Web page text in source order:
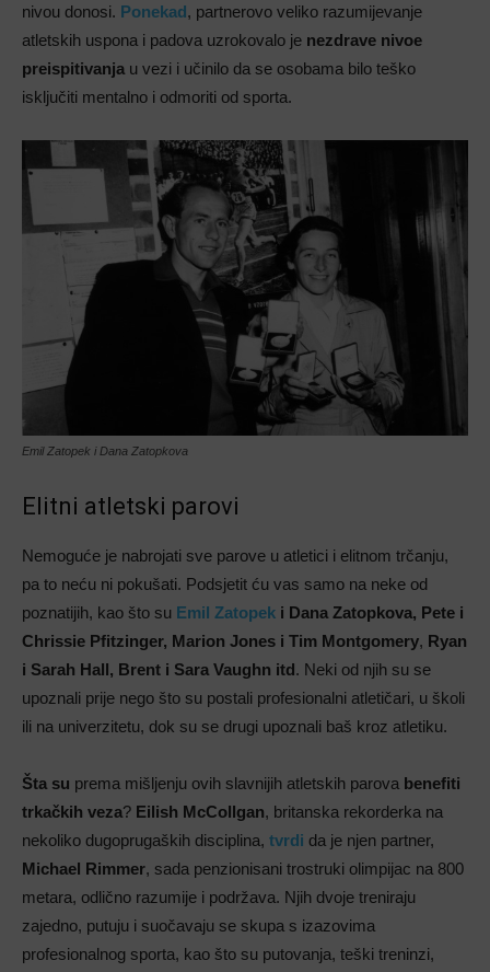
nivou donosi. Ponekad, partnerovo veliko razumijevanje
atletskih uspona i padova uzrokovalo je nezdrave nivoe
preispitivanja u vezi i učinilo da se osobama bilo teško
isključiti mentalno i odmoriti od sporta.
Emil Zatopek i Dana Zatopkova
Elitni atletski parovi
Nemoguće je nabrojati sve parove u atletici i elitnom trčanju,
pa to neću ni pokušati. Podsjetit ću vas samo na neke od
poznatijih, kao što su Emil Zatopek i Dana Zatopkova, Pete i
Chrissie Pfitzinger, Marion Jones i Tim Montgomery, Ryan
i Sarah Hall, Brent i Sara Vaughn itd. Neki od njih su se
upoznali prije nego što su postali profesionalni atletičari, u školi
ili na univerzitetu, dok su se drugi upoznali baš kroz atletiku.
Šta su prema mišljenju ovih slavnijih atletskih parova benefiti
trkačkih veza? Eilish McCollgan, britanska rekorderka na
nekoliko dugoprugaških disciplina, tvrdi da je njen partner,
Michael Rimmer, sada penzionisani trostruki olimpijac na 800
metara, odlično razumije i podržava. Njih dvoje treniraju
zajedno, putuju i suočavaju se skupa s izazovima
profesionalnog sporta, kao što su putovanja, teški treninzi,